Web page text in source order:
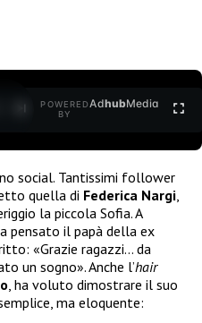
POWERED
BY
AdhubMedia
social. Tantissimi follower
quella di Federica Nargi
la piccola Sofia. A
pensato il papà della ex
«Grazie ragazzi… da
un sogno». Anche l’hair
, ha voluto dimostrare il suo
ma eloquente: